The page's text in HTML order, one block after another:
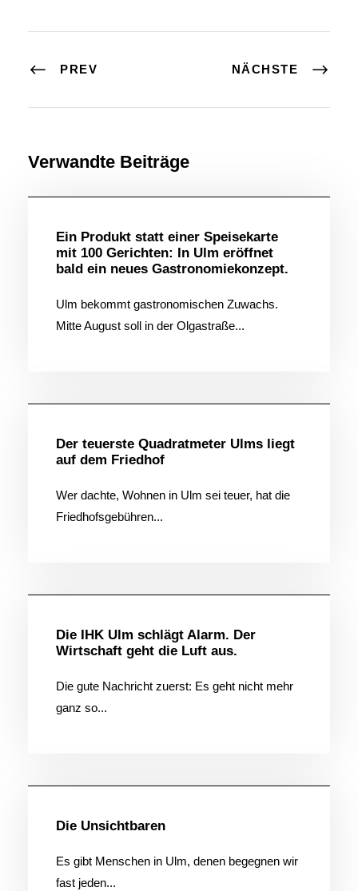
PREV NÄCHSTE
Verwandte Beiträge
Ein Produkt statt einer Speisekarte
mit 100 Gerichten: In Ulm eröffnet
bald ein neues Gastronomiekonzept.
Ulm bekommt gastronomischen Zuwachs.
Mitte August soll in der Olgastraße...
Der teuerste Quadratmeter Ulms liegt
auf dem Friedhof
Wer dachte, Wohnen in Ulm sei teuer, hat die
Friedhofsgebühren...
Die IHK Ulm schlägt Alarm. Der
Wirtschaft geht die Luft aus.
Die gute Nachricht zuerst: Es geht nicht mehr
ganz so...
Die Unsichtbaren
Es gibt Menschen in Ulm, denen begegnen wir
fast jeden...